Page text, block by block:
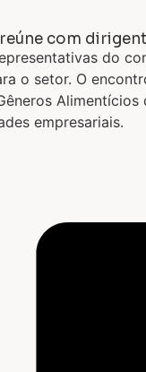
com
do
o setor. O
empresariais.